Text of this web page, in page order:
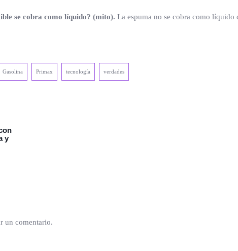
se cobra como líquido? (mito). La espuma no se cobra como
Gasolina Primax tecnología verdades
y
un comentario.